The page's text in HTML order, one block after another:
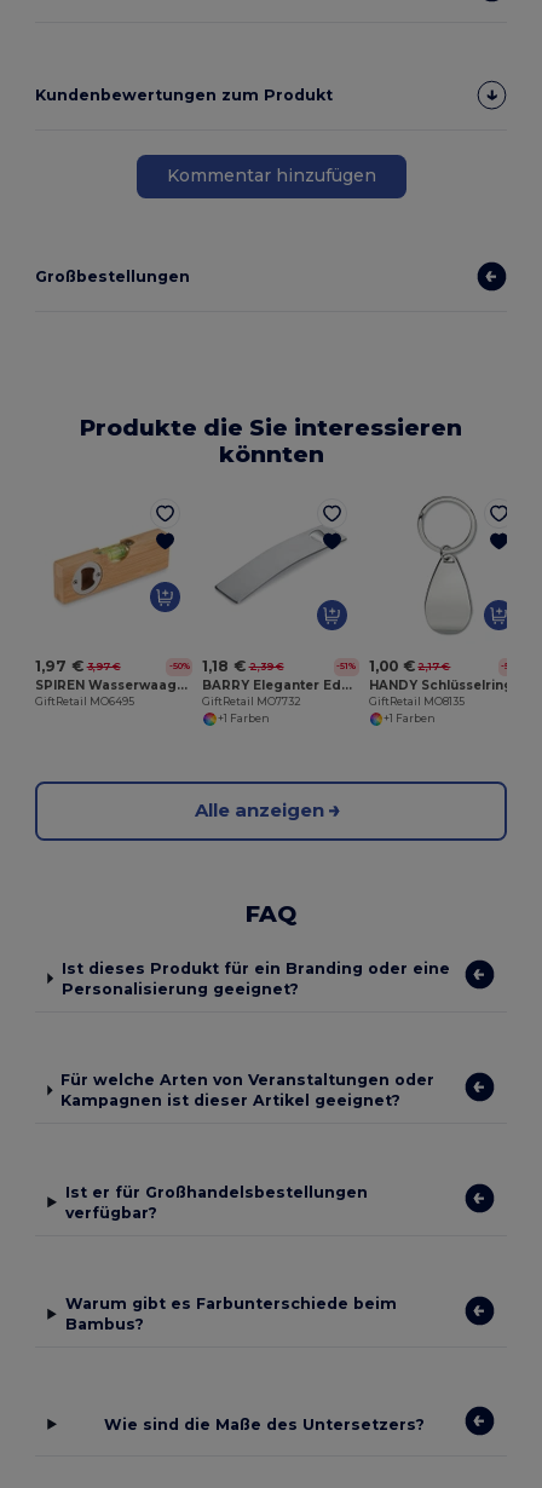
Kundenbewertungen zum Produkt
Kommentar hinzufügen
Großbestellungen
Produkte die Sie interessieren
könnten
1,97 € 3,97 € -50%
SPIREN Wasserwaage und Flaschenöffner
GiftRetail MO6495
1,18 € 2,39 € -51%
BARRY Eleganter Edelstahl Flaschenöffner mit Kurven
GiftRetail MO7732
+1 Farben
1,00 € 2,17 € -54%
GiftRetail MO8135
+1 Farben
Alle anzeigen
FAQ
Ist dieses Produkt für ein Branding oder eine
Personalisierung geeignet?
Für welche Arten von Veranstaltungen oder
Kampagnen ist dieser Artikel geeignet?
Ist er für Großhandelsbestellungen
verfügbar?
Warum gibt es Farbunterschiede beim
Bambus?
Wie sind die Maße des Untersetzers?